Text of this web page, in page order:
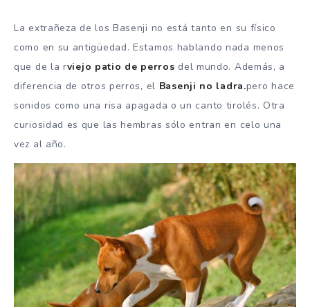
La extrañeza de los Basenji no está tanto en su físico
como en su antigüedad. Estamos hablando nada menos
que de la rviejo patio de perros del mundo. Además, a
diferencia de otros perros, el Basenji no ladra.pero hace
sonidos como una risa apagada o un canto tirolés. Otra
curiosidad es que las hembras sólo entran en celo una
vez al año.